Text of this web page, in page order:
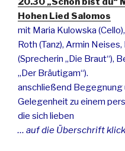
Hohen Lied Salomos
mit Maria Kulowska
Roth (Tanz), Armin
(Sprecherin „Die Braut“),
„Der Bräutigam“).
anschließend Begegnung
Gelegenheit zu einem
die sich lieben
… auf die Überschrift